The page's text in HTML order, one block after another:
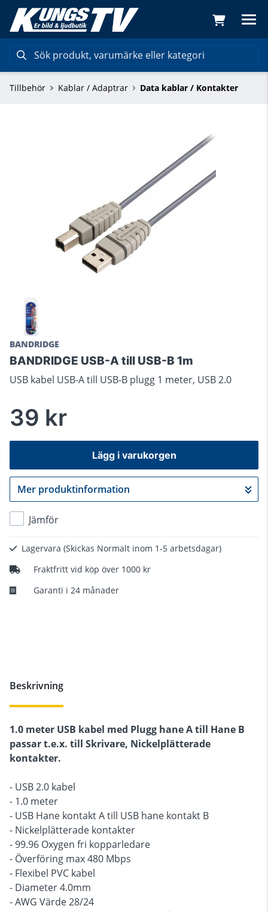
Tillbehör Kablar / Adaptrar Data kablar / Kontakter
BANDRIDGE
BANDRIDGE USB-A till USB-B 1m
USB kabel USB-A till USB-B plugg 1 meter, USB 2.0
39 kr
Lägg i varukorgen
Gå till kassan
Mer produktinformation
Jämför
Lagervara (Skickas Normalt inom 1-5 arbetsdagar)
Fraktfritt vid köp över 1000 kr
Garanti i 24 månader
Beskrivning
1.0 meter USB kabel med Plugg hane A till Hane B
passar t.e.x. till Skrivare, Nickelplätterade
kontakter.
- USB 2.0 kabel
- 1.0 meter
- USB Hane kontakt A till USB hane kontakt B
- Nickelplätterade kontakter
- 99.96 Oxygen fri kopparledare
- Överföring max 480 Mbps
- Flexibel PVC kabel
- Diameter 4.0mm
- AWG Värde 28/24